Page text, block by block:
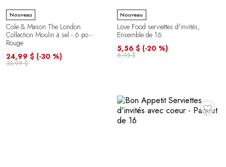
Nouveau
Cole & Mason The London
Collection Moulin à sel - 6 po -
Rouge
24,99 $ (-30 %)
35,99 $
Nouveau
Love Food serviettes d'invités,
Ensemble de 16
5,56 $ (-20 %)
6,95 $
♥